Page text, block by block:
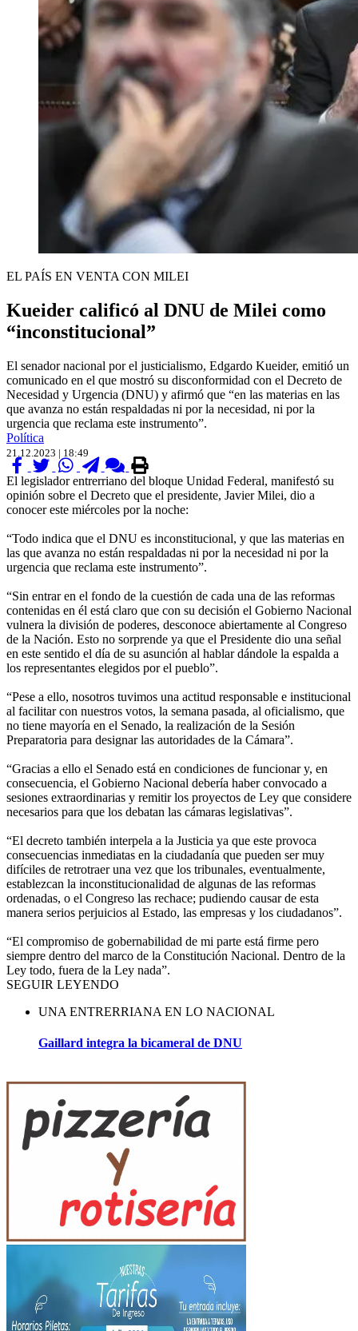
EL PAÍS EN VENTA CON MILEI
Kueider calificó al DNU de Milei como
“inconstitucional”
El senador nacional por el justicialismo, Edgardo Kueider, emitió un
comunicado en el que mostró su disconformidad con el Decreto de
Necesidad y Urgencia (DNU) y afirmó que “en las materias en las
que avanza no están respaldadas ni por la necesidad, ni por la
urgencia que reclama este instrumento”.
Política
21.12.2023 | 18:49
El legislador entrerriano del bloque Unidad Federal, manifestó su
opinión sobre el Decreto que el presidente, Javier Milei, dio a
conocer este miércoles por la noche:
“Todo indica que el DNU es inconstitucional, y que las materias en
las que avanza no están respaldadas ni por la necesidad ni por la
urgencia que reclama este instrumento”.
“Sin entrar en el fondo de la cuestión de cada una de las reformas
contenidas en él está claro que con su decisión el Gobierno Nacional
vulnera la división de poderes, desconoce abiertamente al Congreso
de la Nación. Esto no sorprende ya que el Presidente dio una señal
en este sentido el día de su asunción al hablar dándole la espalda a
los representantes elegidos por el pueblo”.
“Pese a ello, nosotros tuvimos una actitud responsable e institucional
al facilitar con nuestros votos, la semana pasada, al oficialismo, que
no tiene mayoría en el Senado, la realización de la Sesión
Preparatoria para designar las autoridades de la Cámara”.
“Gracias a ello el Senado está en condiciones de funcionar y, en
consecuencia, el Gobierno Nacional debería haber convocado a
sesiones extraordinarias y remitir los proyectos de Ley que considere
necesarios para que los debatan las cámaras legislativas”.
“El decreto también interpela a la Justicia ya que este provoca
consecuencias inmediatas en la ciudadanía que pueden ser muy
difíciles de retrotraer una vez que los tribunales, eventualmente,
establezcan la inconstitucionalidad de algunas de las reformas
ordenadas, o el Congreso las rechace; pudiendo causar de esta
manera serios perjuicios al Estado, las empresas y los ciudadanos”.
“El compromiso de gobernabilidad de mi parte está firme pero
siempre dentro del marco de la Constitución Nacional. Dentro de la
Ley todo, fuera de la Ley nada”.
SEGUIR LEYENDO
UNA ENTRERRIANA EN LO NACIONAL
Gaillard integra la bicameral de DNU